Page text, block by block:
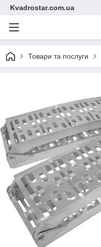
Kvadrostar.com.ua
Товари та послуги